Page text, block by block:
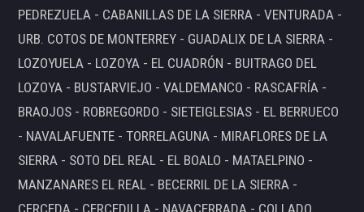
PEDREZUELA - CABANILLAS DE LA SIERRA - VENTURADA -
URB. COTOS DE MONTERREY - GUADALIX DE LA SIERRA -
LOZOYUELA - LOZOYA - EL CUADRÓN - BUITRAGO DEL
LOZOYA - BUSTARVIEJO - VALDEMANCO - RASCAFRÍA -
BRAOJOS - ROBREGORDO - SIETEIGLESIAS - EL BERRUECO
- NAVALAFUENTE - TORRELAGUNA - MIRAFLORES DE LA
SIERRA - SOTO DEL REAL - EL BOALO - MATAELPINO -
MANZANARES EL REAL - BECERRIL DE LA SIERRA -